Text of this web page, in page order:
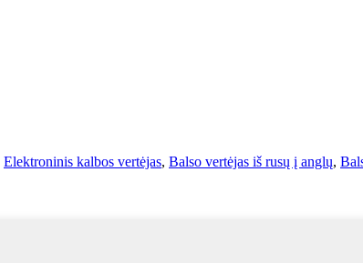
Elektroninis kalbos vertėjas, Balso vertėjas iš rusų į anglų,